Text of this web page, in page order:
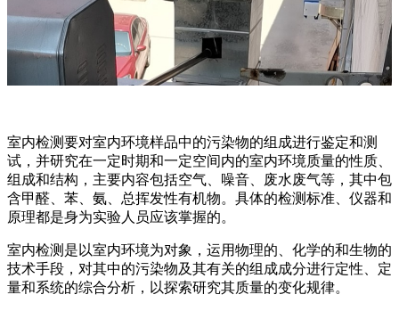
室内检测要对室内环境样品中的污染物的组成进行鉴定和测
试，并研究在一定时期和一定空间内的室内环境质量的性质、
组成和结构，主要内容包括空气、噪音、废水废气等，其中包
含甲醛、苯、氨、总挥发性有机物。具体的检测标准、仪器和
原理都是身为实验人员应该掌握的。
室内检测是以室内环境为对象，运用物理的、化学的和生物的
技术手段，对其中的污染物及其有关的组成成分进行定性、定
量和系统的综合分析，以探索研究其质量的变化规律。